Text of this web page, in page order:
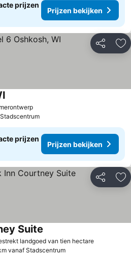
prijzen
Prijzen bekijken
Delen
prijzen
Prijzen bekijken
Delen
landgoed van tien hectare
Suite
vanaf Stadscentrum